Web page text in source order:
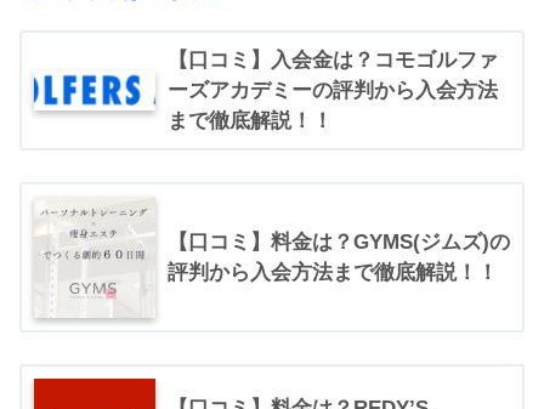
【口コミ】入会金は？コモゴルファ
ーズアカデミーの評判から入会方法
まで徹底解説！！
【口コミ】料金は？GYMS(ジムズ)の
評判から入会方法まで徹底解説！！